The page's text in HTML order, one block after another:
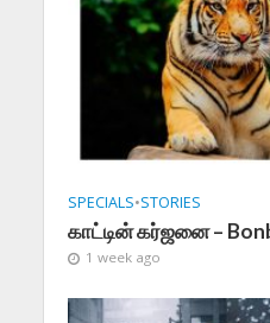
SPECIALS•STORIES
காட்டின் கர்ஜனை –
1 week ago